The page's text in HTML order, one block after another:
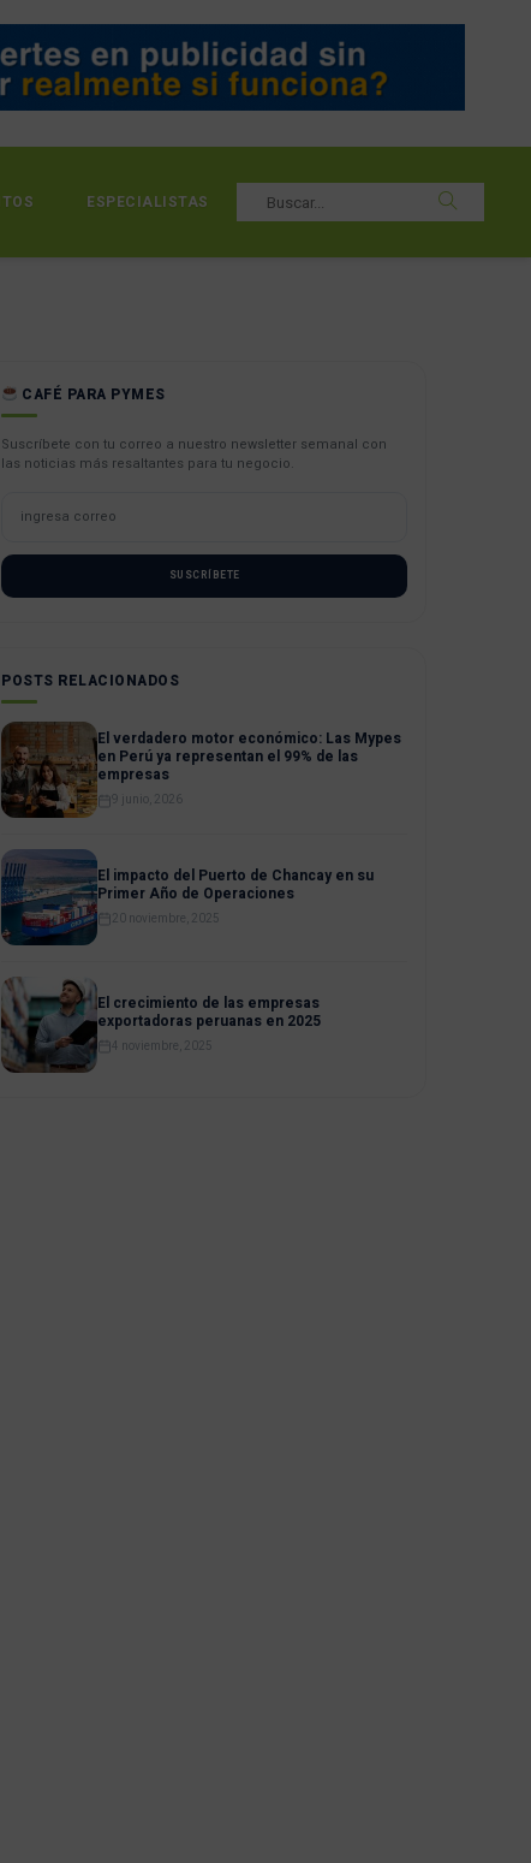
ESPECIALISTAS
CAFÉ PARA PYMES
Suscríbete con tu correo a nuestro newsletter semanal con
las noticias más resaltantes para tu negocio.
SUSCRÍBETE
POSTS RELACIONADOS
El verdadero motor económico: Las Mypes
en Perú ya representan el 99% de las
empresas
9 junio, 2026
El impacto del Puerto de Chancay en su
Primer Año de Operaciones
20 noviembre, 2025
El crecimiento de las empresas
exportadoras peruanas en 2025
4 noviembre, 2025